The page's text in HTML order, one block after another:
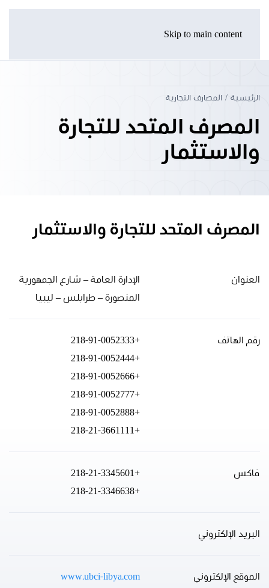
Skip to main content
الرئيسية المصارف التجارية
المصرف المتحد للتجارة
والاستثمار
المصرف المتحد للتجارة والاستثمار
العنوان
الإدارة العامة – شارع الجمهورية
المنصورة – طرابلس – ليبيا
رقم الهاتف
+218-91-0052333
+218-91-0052444
+218-91-0052666
+218-91-0052777
+218-91-0052888
+218-21-3661111
فاكس
+218-21-3345601
+218-21-3346638
البريد الإلكتروني
الموقع الإلكتروني www.ubci-libya.com